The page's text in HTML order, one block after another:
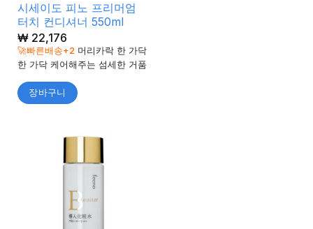
시세이도 피노 프리머엄
터치 컨디셔너 550ml
₩22,176
🚀빠른배송+2 머리카락 한 가닥
한 가닥 케어해주는 섬세한 거품
장바구니